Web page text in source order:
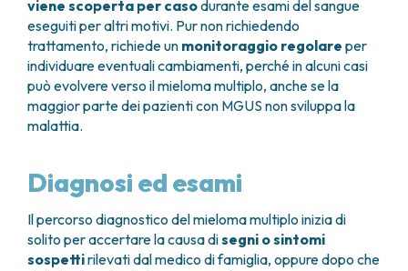
viene scoperta per casodurante esami del sangue
eseguiti per altri motivi. Pur non richiedendo
trattamento, richiede un monitoraggio regolare per
individuare eventuali cambiamenti, perché in alcuni casi
può evolvere verso il mieloma multiplo, anche se la
maggior parte dei pazienti con MGUS non sviluppa la
malattia.
Diagnosi ed esami
Il percorso diagnostico del mieloma multiplo inizia di
solito per accertare la causa disegni o sintomi
sospettirilevati dal medico di famiglia, oppure dopo che